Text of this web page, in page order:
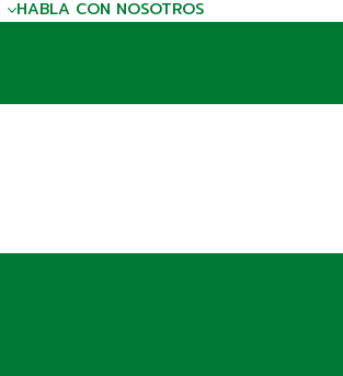
HABLA CON NOSOTROS